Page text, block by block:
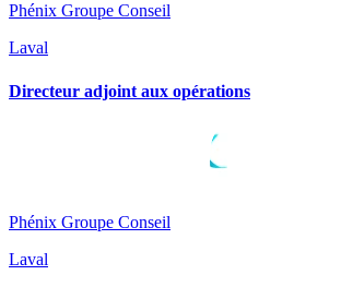
Phénix Groupe Conseil
Laval
Directeur adjoint aux opérations
Phénix Groupe Conseil
Laval